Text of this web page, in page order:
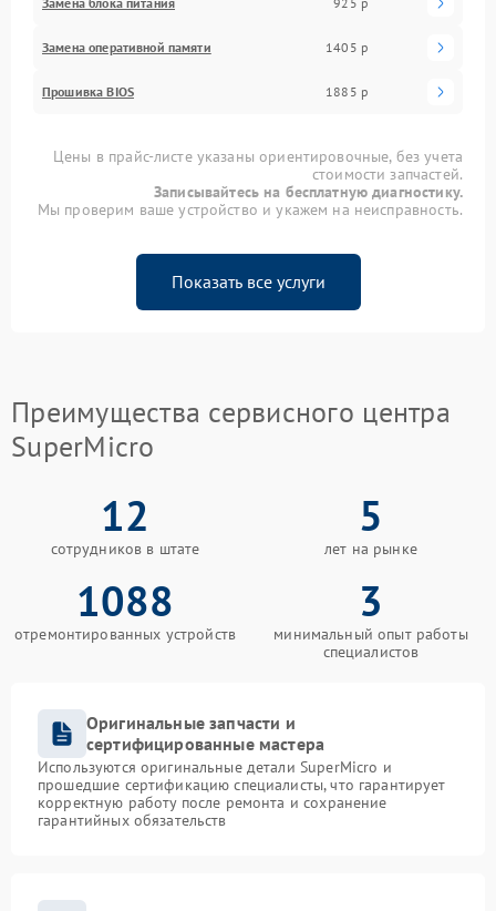
Замена оперативной памяти 1405 р
Прошивка BIOS 1885 р
Цены в прайс-листе указаны ориентировочные, без учета
стоимости запчастей.
Записывайтесь на бесплатную диагностику.
Мы проверим ваше устройство и укажем на неисправность.
Показать все услуги
Преимущества сервисного центра
SuperMicro
12
сотрудников в штате
5
лет на рынке
1088
отремонтированных устройств
3
минимальный опыт работы
специалистов
Оригинальные запчасти и
сертифицированные мастера
Используются оригинальные детали SuperMicro и
прошедшие сертификацию специалисты, что гарантирует
корректную работу после ремонта и сохранение
гарантийных обязательств